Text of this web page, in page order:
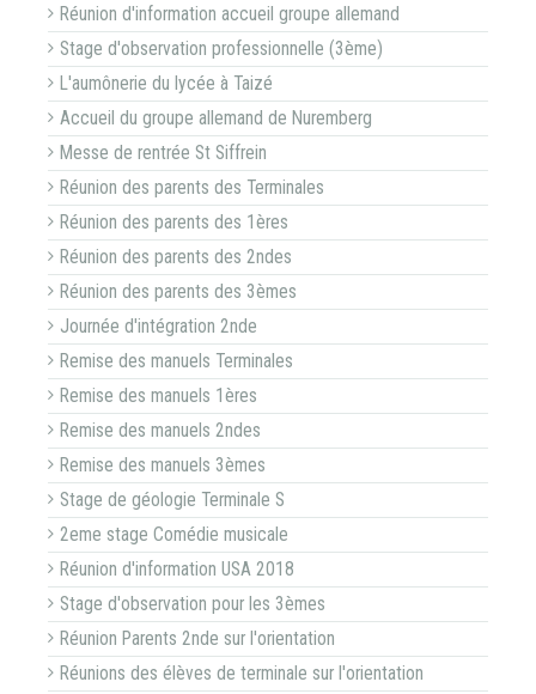
Réunion d'information accueil groupe allemand
Stage d'observation professionnelle (3ème)
L'aumônerie du lycée à Taizé
Accueil du groupe allemand de Nuremberg
Messe de rentrée St Siffrein
Réunion des parents des Terminales
Réunion des parents des 1ères
Réunion des parents des 2ndes
Réunion des parents des 3èmes
Journée d'intégration 2nde
Remise des manuels Terminales
Remise des manuels 1ères
Remise des manuels 2ndes
Remise des manuels 3èmes
Stage de géologie Terminale S
2eme stage Comédie musicale
Réunion d'information USA 2018
Stage d'observation pour les 3èmes
Réunion Parents 2nde sur l'orientation
Réunions des élèves de terminale sur l'orientation